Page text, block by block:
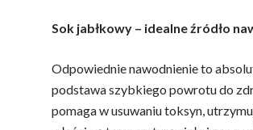
Sok jabłkowy – idealne źródło
Odpowiednie nawodnienie to
podstawa szybkiego powrotu do
pomaga w usuwaniu toksyn,